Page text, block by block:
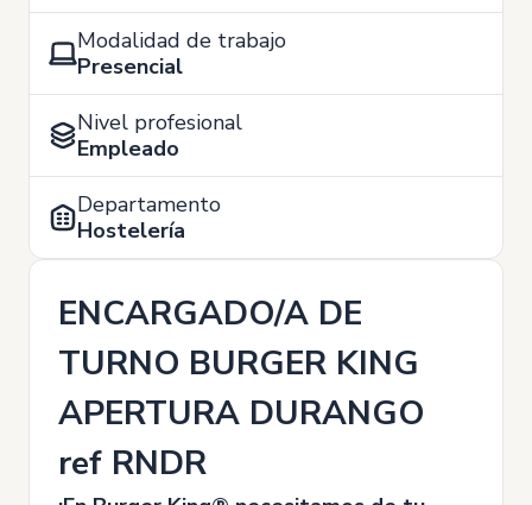
Modalidad de trabajo
Presencial
Nivel profesional
Empleado
Departamento
Hostelería
ENCARGADO/A DE
TURNO BURGER KING
APERTURA DURANGO
ref RNDR